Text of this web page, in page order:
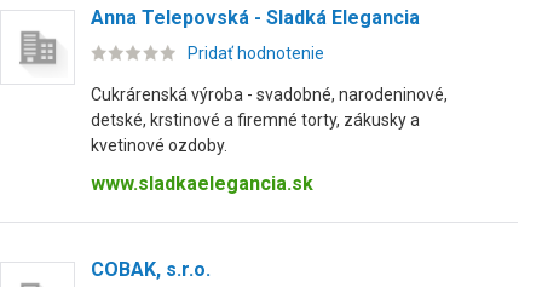
Anna Telepovská - Sladká Elegancia
Pridať hodnotenie
Cukrárenská výroba - svadobné, narodeninové,
detské, krstinové a firemné torty, zákusky a
kvetinové ozdoby.
www.sladkaelegancia.sk
COBAK, s.r.o.